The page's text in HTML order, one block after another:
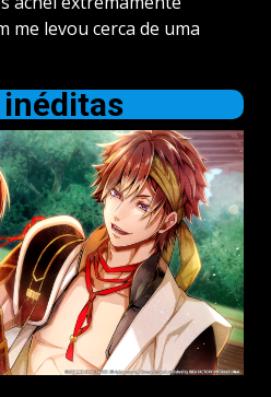
me levou cerca de uma